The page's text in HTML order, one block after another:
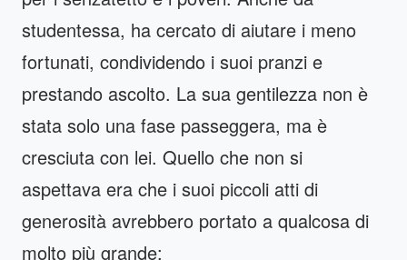
studentessa, ha cercato di aiutare i meno
fortunati, condividendo i suoi pranzi e
prestando ascolto. La sua gentilezza non è
stata solo una fase passeggera, ma è
cresciuta con lei. Quello che non si
aspettava era che i suoi piccoli atti di
generosità avrebbero portato a qualcosa di
molto più grande;